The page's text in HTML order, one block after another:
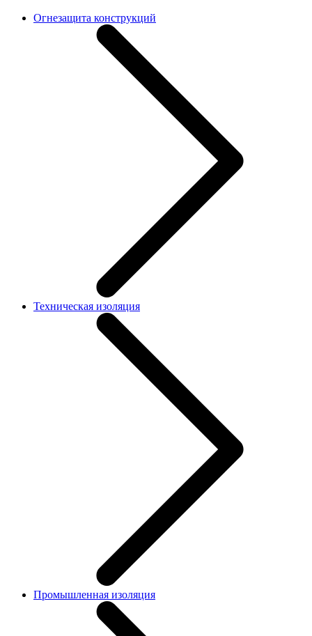
Огнезащита конструкций
Техническая изоляция
Промышленная изоляция